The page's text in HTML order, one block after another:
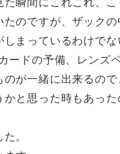
のですが、ザックの
まっているわけで
ドの予備、レンズ
が一緒に出来るので
と思った時もあった
。